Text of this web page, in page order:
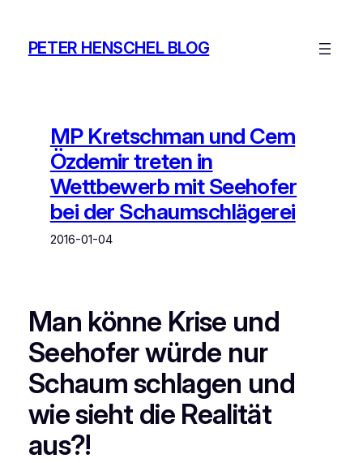
springen
PETER HENSCHEL BLOG
MP Kretschman und Cem
Özdemir treten in
Wettbewerb mit Seehofer
bei der Schaumschlägerei
2016-01-04
Man könne Krise und
Seehofer würde nur
Schaum schlagen und
wie sieht die Realität
aus?!